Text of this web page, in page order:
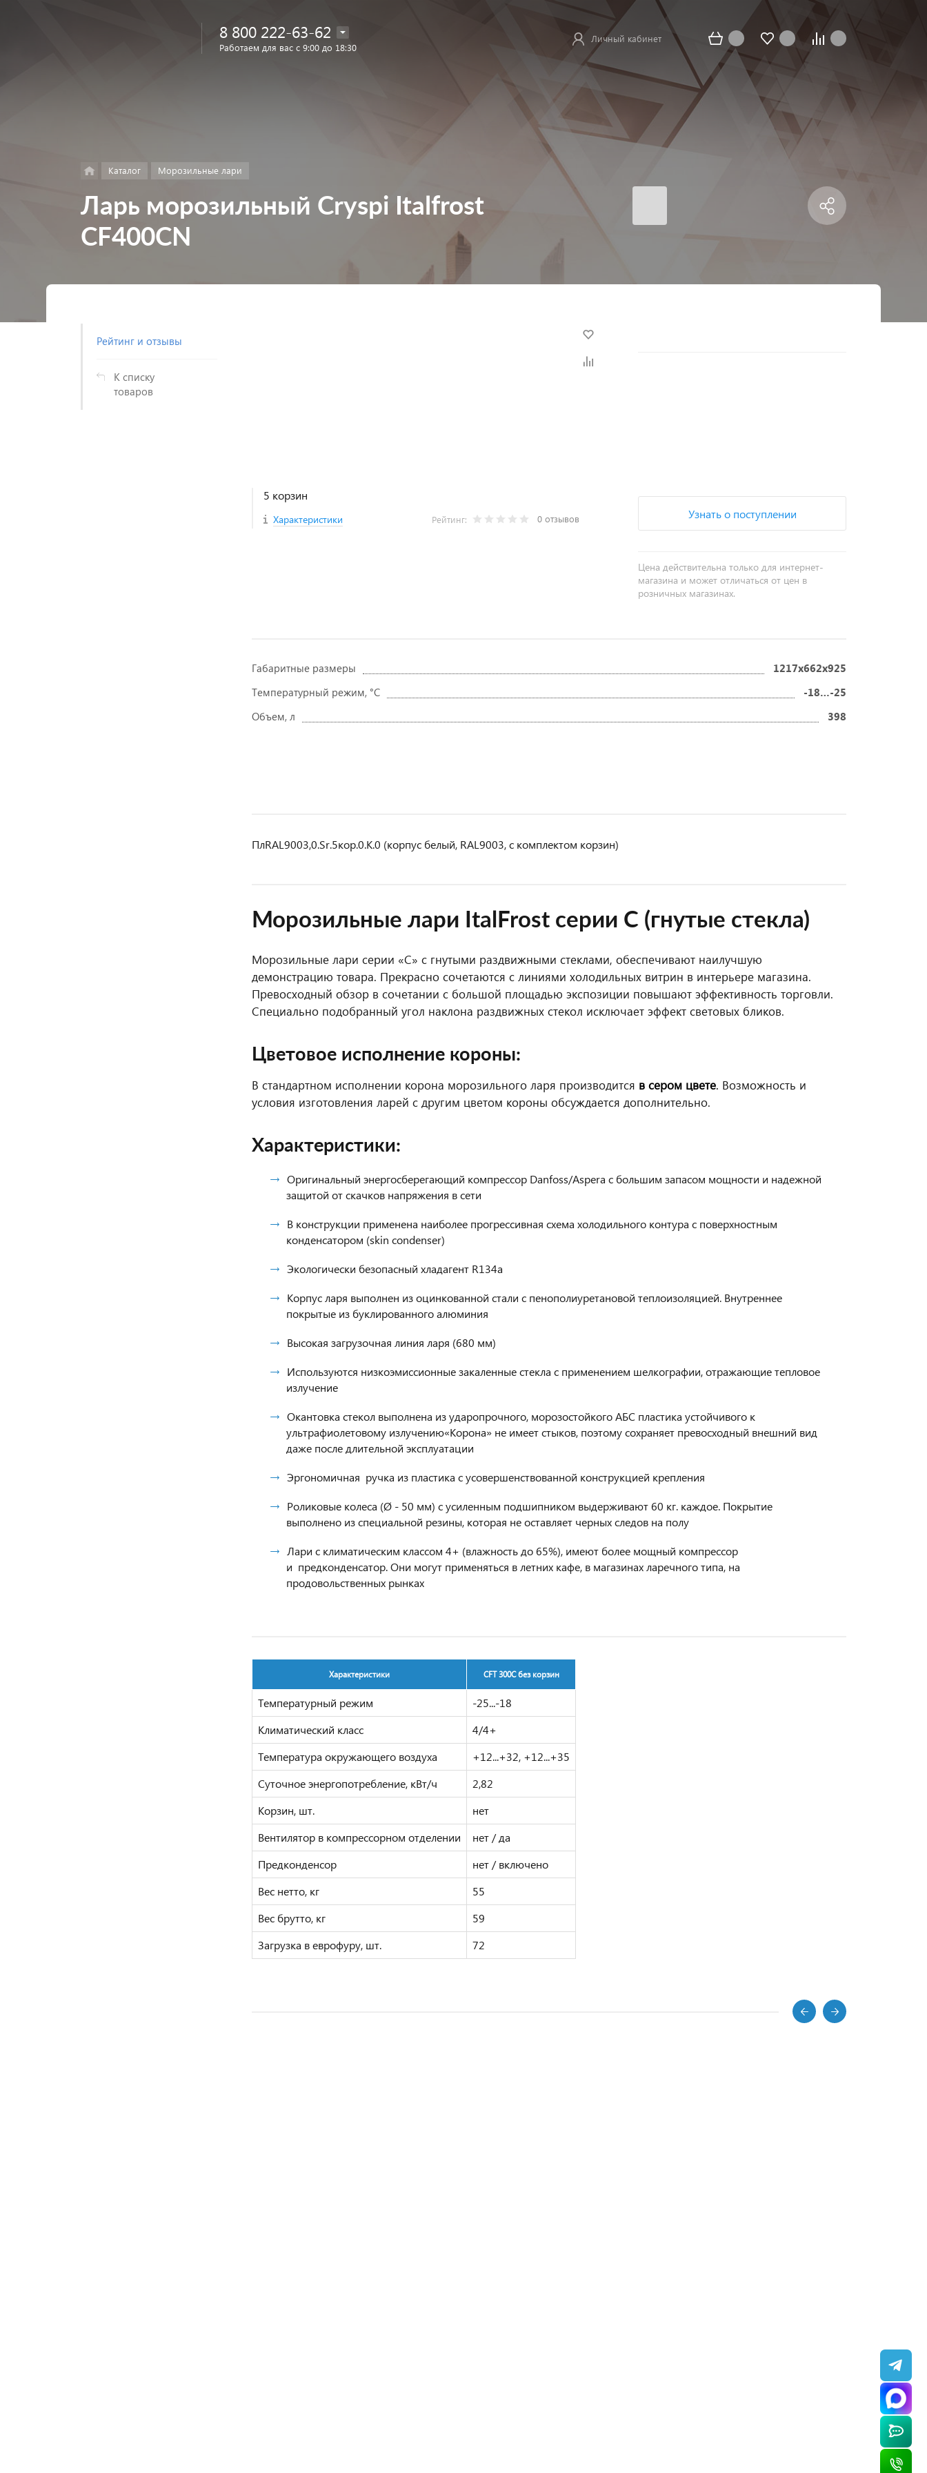
8 800 222-63-62
Работаем для вас с 9:00 до 18:30
Личный кабинет
Каталог Морозильные лари
Ларь морозильный Cryspi Italfrost
CF400CN
Рейтинг и отзывы
К списку
товаров
5 корзин
Характеристики Рейтинг: 0 отзывов Узнать о поступлении
Цена действительна только для интернет-
магазина и может отличаться от цен в
розничных магазинах.
Габаритные размеры
1217х662х925
Температурный режим, °C
-18…-25
Объем, л
398
ПлRAL9003,0.Sr.5кор.0.K.0 (корпус белый, RAL9003, с комплектом корзин)
Морозильные лари ItalFrost серии С (гнутые стекла)
Морозильные лари серии «C» с гнутыми раздвижными стеклами, обеспечивают наилучшую
демонстрацию товара. Прекрасно сочетаются с линиями холодильных витрин в интерьере магазина.
Превосходный обзор в сочетании с большой площадью экспозиции повышают эффективность торговли.
Специально подобранный угол наклона раздвижных стекол исключает эффект световых бликов.
Цветовое исполнение короны:
В стандартном исполнении корона морозильного ларя производится в сером цвете. Возможность и
условия изготовления ларей с другим цветом короны обсуждается дополнительно.
Характеристики:
Оригинальный энергосберегающий компрессор Danfoss/Aspera с большим запасом мощности и надежной
защитой от скачков напряжения в сети
В конструкции применена наиболее прогрессивная схема холодильного контура с поверхностным
конденсатором (skin condenser)
Экологически безопасный хладагент R134a
Корпус ларя выполнен из оцинкованной стали с пенополиуретановой теплоизоляцией. Внутреннее
покрытые из буклированного алюминия
Высокая загрузочная линия ларя (680 мм)
Используются низкоэмиссионные закаленные стекла с применением шелкографии, отражающие тепловое
излучение
Окантовка стекол выполнена из ударопрочного, морозостойкого АБС пластика устойчивого к
ультрафиолетовому излучению«Корона» не имеет стыков, поэтому сохраняет превосходный внешний вид
даже после длительной эксплуатации
Эргономичная ручка из пластика с усовершенствованной конструкцией крепления
Роликовые колеса (Ø - 50 мм) с усиленным подшипником выдерживают 60 кг. каждое. Покрытие
выполнено из специальной резины, которая не оставляет черных следов на полу
Лари с климатическим классом 4+ (влажность до 65%), имеют более мощный компрессор
и предконденсатор. Они могут применяться в летних кафе, в магазинах ларечного типа, на
продовольственных рынках
Характеристики CFT 300C без корзин
Температурный режим
-25...-18
Климатический класс
4/4+
Температура окружающего воздуха
+12...+32, +12...+35
Суточное энергопотребление, кВт/ч
2,82
Корзин, шт.
нет
Вентилятор в компрессорном отделении
нет / да
Предконденсор
нет / включено
Вес нетто, кг
55
Вес брутто, кг
59
Загрузка в еврофуру, шт.
72